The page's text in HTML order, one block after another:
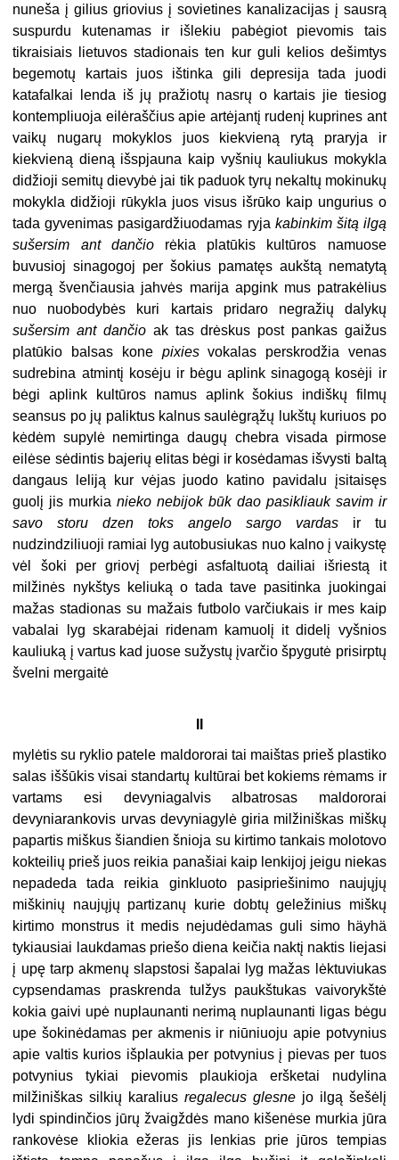
nuneša į gilius griovius į sovietines kanalizacijas į sausrą
suspurdu kutenamas ir išlekiu pabėgiot pievomis tais
tikraisiais lietuvos stadionais ten kur guli kelios dešimtys
begemotų kartais juos ištinka gili depresija tada juodi
katafalkai lenda iš jų pražiotų nasrų o kartais jie tiesiog
kontempliuoja eilėraščius apie artėjantį rudenį kuprines ant
vaikų nugarų mokyklos juos kiekvieną rytą praryja ir
kiekvieną dieną išspjauna kaip vyšnių kauliukus mokykla
didžioji semitų dievybė jai tik paduok tyrų nekaltų mokinukų
mokykla didžioji rūkykla juos visus išrūko kaip ungurius o
tada gyvenimas pasigardžiuodamas ryja kabinkim šitą ilgą
sušersim ant dančiorėkia platūkis kultūros namuose
buvusioj sinagogoj per šokius pamatęs aukštą nematytą
mergą švenčiausia jahvės marija apgink mus patrakėlius
nuo nuobodybės kuri kartais pridaro negražių dalykų
sušersim ant dančioak tas drėskus post pankas gaižus
platūkio balsas kone pixiesvokalas perskrodžia venas
sudrebina atmintį kosėju ir bėgu aplink sinagogą kosėji ir
bėgi aplink kultūros namus aplink šokius indiškų filmų
seansus po jų paliktus kalnus saulėgrąžų lukštų kuriuos po
kėdėm supylė nemirtinga daugų chebra visada pirmose
eilėse sėdintis bajerių elitas bėgi ir kosėdamas išvysti baltą
dangaus leliją kur vėjas juodo katino pavidalu įsitaisęs
guolį jis murkianieko nebijok būk dao pasikliauk savim ir
savo storu dzen toks angelo sargo vardasir tu
nudzindziliuoji ramiai lyg autobusiukas nuo kalno į vaikystę
vėl šoki per griovį perbėgi asfaltuotą dailiai išriestą it
milžinės nykštys keliuką o tada tave pasitinka juokingai
mažas stadionas su mažais futbolo varčiukais ir mes kaip
vabalai lyg skarabėjai ridenam kamuolį it didelį vyšnios
kauliuką į vartus kad juose sužystų įvarčio špygutė prisirptų
švelni mergaitė
mylėtis su ryklio patele maldororai tai maištas prieš plastiko
salas iššūkis visai standartų kultūrai bet kokiems rėmams ir
vartams esi devyniagalvis albatrosas maldororai
devyniarankovis urvas devyniagylė giria milžiniškas miškų
papartis miškus šiandien šnioja su kirtimo tankais molotovo
kokteilių prieš juos reikia panašiai kaip lenkijoj jeigu niekas
nepadeda tada reikia ginkluoto pasipriešinimo naujųjų
miškinių naujųjų partizanų kurie dobtų geležinius miškų
kirtimo monstrus it medis nejudėdamas guli simo häyhä
tykiausiai laukdamas priešo diena keičia naktį naktis liejasi
į upę tarp akmenų slapstosi šapalai lyg mažas lėktuviukas
cypsendamas praskrenda tulžys paukštukas vaivorykštė
kokia gaivi upė nuplaunanti nerimą nuplaunanti ligas bėgu
upe šokinėdamas per akmenis ir niūniuoju apie potvynius
apie valtis kurios išplaukia per potvynius į pievas per tuos
potvynius tykiai pievomis plaukioja eršketai nudylina
milžiniškas silkių karaliusregalecus glesnejo ilgą šešėlį
lydi spindinčios jūrų žvaigždės mano kišenėse murkia jūra
rankovėse kliokia ežeras jis lenkias prie jūros tempias